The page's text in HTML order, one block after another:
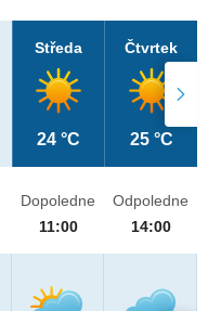
Středa
24 °C
Čtvrtek
25 °C
Dopoledne
11:00
Odpoledne
14:00